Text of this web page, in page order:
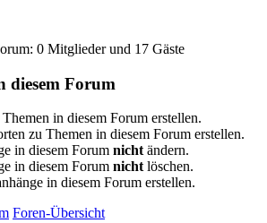
0 Mitglieder und 17 Gäste
diesem Forum
Themen in diesem Forum erstellen.
zu Themen in diesem Forum erstellen.
in diesem Forum nicht ändern.
in diesem Forum nicht löschen.
in diesem Forum erstellen.
Foren-Übersicht